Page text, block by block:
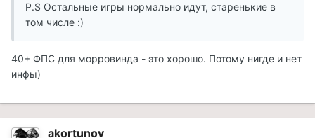
P.S Остальные игры нормально идут, старенькие в
том числе :)
40+ ФПС для морровинда - это хорошо. Потому нигде и нет
инфы)
akortunov